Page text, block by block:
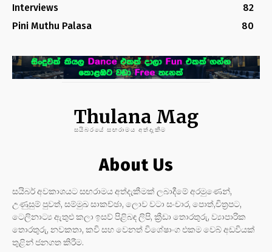
Interviews
82
Pini Muthu Palasa
80
Thulana Mag
සයිබරයේ සඟරාමය අත්දැකීම
About Us
සයිබර් අවකාශයට සඟරාමය අත්දැකීමක් ලබාදීමේ අරමුණෙන්,
උණුසුම් පුවත්, සම්මුඛ සාකච්ඡා, ලොව වටා සංචාර, පොත්,චිත්‍රපට,
ටෙලිනාට්‍ය ඇතුළු කලා ඉසව් පිළිබඳ ලිපි, ක්‍රීඩා තොරතුරු, ව්‍යාපාරික
තොරතුරු, නවකතා, කවි සහ වෙනත් විශේෂාංග එකම වෙබ් අඩවියක්
තුළින් ජනගත කිරීම.